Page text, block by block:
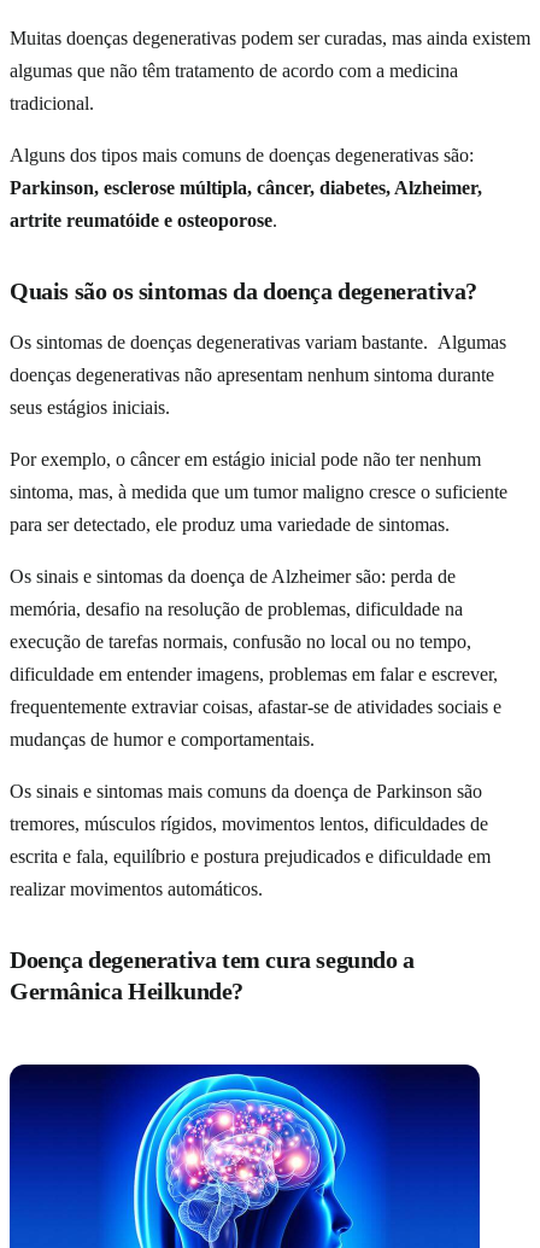
Muitas doenças degenerativas podem ser curadas, mas ainda existem
algumas que não têm tratamento de acordo com a medicina
tradicional.
Alguns dos tipos mais comuns de doenças degenerativas são:
Parkinson, esclerose múltipla, câncer, diabetes, Alzheimer,
artrite reumatóide e osteoporose.
Quais são os sintomas da doença degenerativa?
Os sintomas de doenças degenerativas variam bastante. Algumas
doenças degenerativas não apresentam nenhum sintoma durante
seus estágios iniciais.
Por exemplo, o câncer em estágio inicial pode não ter nenhum
sintoma, mas, à medida que um tumor maligno cresce o suficiente
para ser detectado, ele produz uma variedade de sintomas.
Os sinais e sintomas da doença de Alzheimer são: perda de
memória, desafio na resolução de problemas, dificuldade na
execução de tarefas normais, confusão no local ou no tempo,
dificuldade em entender imagens, problemas em falar e escrever,
frequentemente extraviar coisas, afastar-se de atividades sociais e
mudanças de humor e comportamentais.
Os sinais e sintomas mais comuns da doença de Parkinson são
tremores, músculos rígidos, movimentos lentos, dificuldades de
escrita e fala, equilíbrio e postura prejudicados e dificuldade em
realizar movimentos automáticos.
Doença degenerativa tem cura segundo a
Germânica Heilkunde?